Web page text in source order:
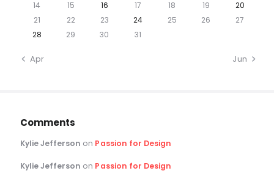
14
15 16 17 18 19
20
21
22 23 24 25 26
27
28
29 30 31
« Apr Jun »
Comments
Kylie Jefferson on Passion for Design
Kylie Jefferson on Passion for Design